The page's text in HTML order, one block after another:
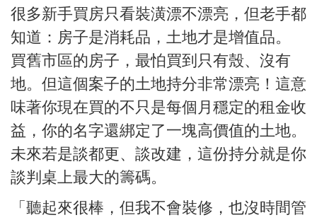
很多新手買房只看裝潢漂不漂亮，但老手都
知道：房子是消耗品，土地才是增值品。
買舊市區的房子，最怕買到只有殼、沒有
地。但這個案子的土地持分非常漂亮！這意
味著你現在買的不只是每個月穩定的租金收
益，你的名字還綁定了一塊高價值的土地。
未來若是談都更、談改建，這份持分就是你
談判桌上最大的籌碼。
「聽起來很棒，但我不會裝修，也沒時間管